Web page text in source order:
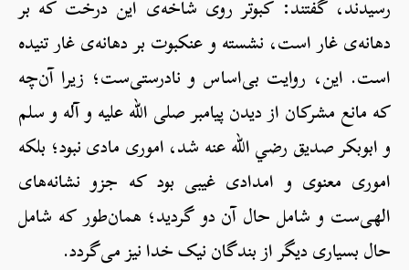
رسیدند، گفتند: کبوتر روی شاخه‌ی این درخت که بر
دهانه‌ی غار است، نشسته و عنکبوت بر دهانه‌ی غار تنیده
است. این‌، روایت بی‌اساس و نادرستی‌ست؛ زیرا آن‌چه
که مانع مشرکان از دیدن پیامبر صلی الله علیه و آله و سلم
و ابوبکر صدیق رضي الله عنه شد، اموری مادی نبود؛ بلکه
اموری معنوی و امدادی غیبی بود که جزو نشانه‌های
الهی‌ست و شامل حال آن دو گردید؛ همان‌طور که شامل
حال بسیاری دیگر از بندگان نیک خدا نیز می‌گردد.